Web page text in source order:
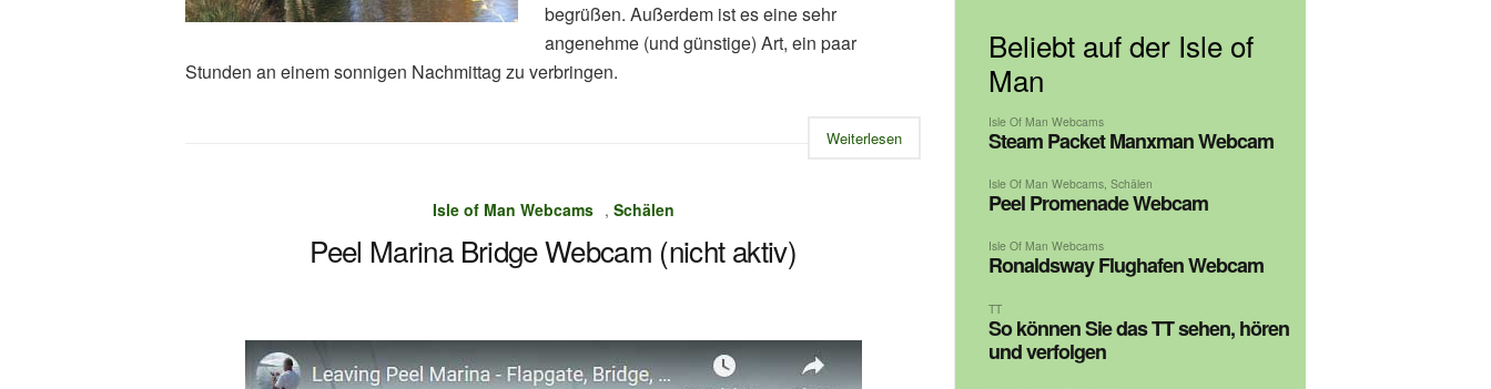
begrüßen. Außerdem ist es eine sehr
angenehme (und günstige) Art, ein paar
Stunden an einem sonnigen Nachmittag zu verbringen.
Weiterlesen
Isle of Man Webcams , Schälen
Peel Marina Bridge Webcam (nicht aktiv)
Beliebt auf der Isle of
Man
Isle Of Man Webcams
Steam Packet Manxman Webcam
Isle Of Man Webcams,Schälen
Peel Promenade Webcam
Isle Of Man Webcams
Ronaldsway Flughafen Webcam
TT
So können Sie das TT sehen, hören
und verfolgen